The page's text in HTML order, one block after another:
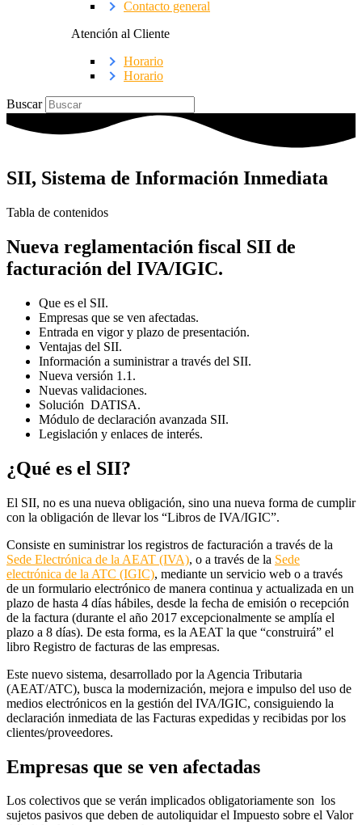
Contacto general
Atención al Cliente
Horario
Horario
Buscar
SII, Sistema de Información Inmediata
Tabla de contenidos
Nueva reglamentación fiscal SII de
facturación del IVA/IGIC.
Que es el SII.
Empresas que se ven afectadas.
Entrada en vigor y plazo de presentación.
Ventajas del SII.
Información a suministrar a través del SII.
Nueva versión 1.1.
Nuevas validaciones.
Solución DATISA.
Módulo de declaración avanzada SII.
Legislación y enlaces de interés.
¿Qué es el SII?
El SII, no es una nueva obligación, sino una nueva forma de cumplir
con la obligación de llevar los “Libros de IVA/IGIC”.
Consiste en suministrar los registros de facturación a través de la
Sede Electrónica de la AEAT (IVA), o a través de la Sede
electrónica de la ATC (IGIC), mediante un servicio web o a través
de un formulario electrónico de manera continua y actualizada en un
plazo de hasta 4 días hábiles, desde la fecha de emisión o recepción
de la factura (durante el año 2017 excepcionalmente se amplía el
plazo a 8 días). De esta forma, es la AEAT la que “construirá” el
libro Registro de facturas de las empresas.
Este nuevo sistema, desarrollado por la Agencia Tributaria
(AEAT/ATC), busca la modernización, mejora e impulso del uso de
medios electrónicos en la gestión del IVA/IGIC, consiguiendo la
declaración inmediata de las Facturas expedidas y recibidas por los
clientes/proveedores.
Empresas que se ven afectadas
Los colectivos que se verán implicados obligatoriamente son los
sujetos pasivos que deben de autoliquidar el Impuesto sobre el Valor